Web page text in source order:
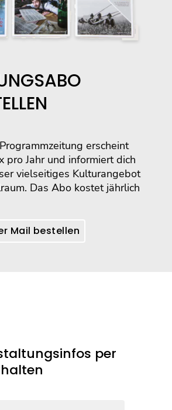
erscheint
pro Jahr und informiert dich
vielseitiges Kulturangebot
Das Abo kostet jährlich
Mail bestellen
per